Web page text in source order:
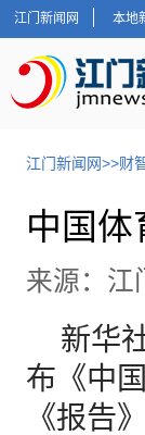
江门新闻网 本地
江门新闻网>>财
中国
来源：
新华社
布《中
《报告